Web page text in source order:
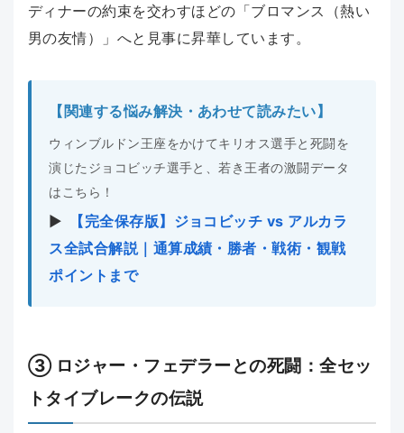
ディナーの約束を交わすほどの「ブロマンス（熱い
男の友情）」へと見事に昇華しています。
【関連する悩み解決・あわせて読みたい】
ウィンブルドン王座をかけてキリオス選手と死闘を
演じたジョコビッチ選手と、若き王者の激闘データ
はこちら！
▶︎
【完全保存版】ジョコビッチ vs アルカラ
ス全試合解説｜通算成績・勝者・戦術・観戦
ポイントまで
③ ロジャー・フェデラーとの死闘：全セッ
トタイブレークの伝説